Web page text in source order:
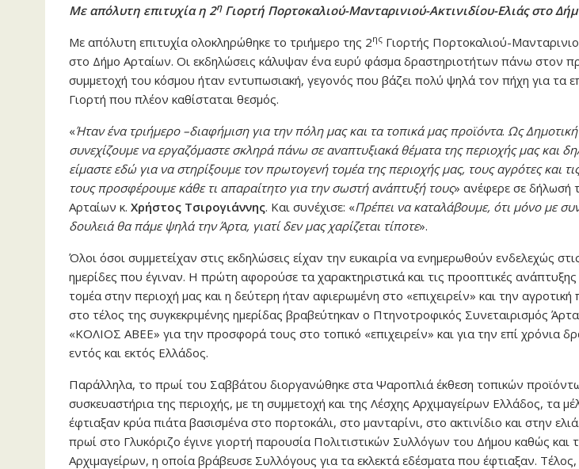
Με απόλυτη επιτυχία η 2ηΓιορτή Πορτοκαλιού-Μανταρινιού-Ακτινιδίου-Ελιάς στο
Με απόλυτη επιτυχία ολοκληρώθηκε το τριήμερο της 2ης Γιορτής Πορτοκαλιού-
στο Δήμο Αρταίων. Οι εκδηλώσεις κάλυψαν ένα ευρύ φάσμα δραστηριοτήτων πάνω στον
συμμετοχή του κόσμου ήταν εντυπωσιακή, γεγονός που βάζει πολύ ψηλά τον πήχη για τα
Γιορτή που πλέον καθίσταται θεσμός.
«Ήταν ένα τριήμερο –διαφήμιση για την πόλη μας και τα τοπικά μας προϊόντα. Ως
συνεχίζουμε να εργαζόμαστε σκληρά πάνω σε αναπτυξιακά θέματα της περιοχής μας και
είμαστε εδώ για να στηρίξουμε τον πρωτογενή τομέα της περιοχής μας, τους αγρότες και
τους προσφέρουμε κάθε τι απαραίτητο για την σωστή ανάπτυξή τους» ανέφερε σε δήλωσή
Αρταίων κ. Χρήστος Τσιρογιάννης. Και συνέχισε: «Πρέπει να καταλάβουμε, ότι μόνο με
δουλειά θα πάμε ψηλά την Άρτα, γιατί δεν μας χαρίζεται τίποτε».
Όλοι όσοι συμμετείχαν στις εκδηλώσεις είχαν την ευκαιρία να ενημερωθούν ενδελεχώς
ημερίδες που έγιναν. Η πρώτη αφορούσε τα χαρακτηριστικά και τις προοπτικές
τομέα στην περιοχή μας και η δεύτερη ήταν αφιερωμένη στο «επιχειρείν» και την
στο τέλος της συγκεκριμένης ημερίδας βραβεύτηκαν ο Πτηνοτροφικός Συνεταιρισμός
«ΚΟΛΙΟΣ ΑΒΕΕ» για την προσφορά τους στο τοπικό «επιχειρείν» και για την επί χρόνια
εντός και εκτός Ελλάδος.
Παράλληλα, το πρωί του Σαββάτου διοργανώθηκε στα Ψαροπλιά έκθεση τοπικών
συσκευαστήρια της περιοχής, με τη συμμετοχή και της Λέσχης Αρχιμαγείρων Ελλάδος, τα
έφτιαξαν κρύα πιάτα βασισμένα στο πορτοκάλι, στο μανταρίνι, στο ακτινίδιο και στην
πρωί στο Γλυκόριζο έγινε γιορτή παρουσία Πολιτιστικών Συλλόγων του Δήμου καθώς και
Αρχιμαγείρων, η οποία βράβευσε Συλλόγους για τα εκλεκτά εδέσματα που έφτιαξαν.